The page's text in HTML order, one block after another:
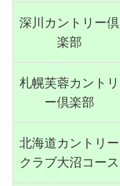
深川カントリー倶
楽部
札幌芙蓉カントリ
ー倶楽部
北海道カントリー
クラブ大沼コース